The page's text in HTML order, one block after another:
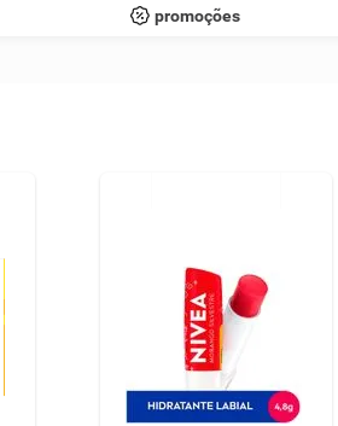
promoções